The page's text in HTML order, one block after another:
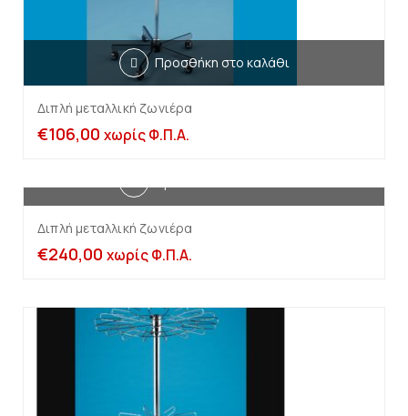
Προσθήκη στο καλάθι
Διπλή μεταλλική ζωνιέρα
€106,00 χωρίς Φ.Π.Α.
Διπλή μεταλλική ζωνιέρα
€240,00 χωρίς Φ.Π.Α.